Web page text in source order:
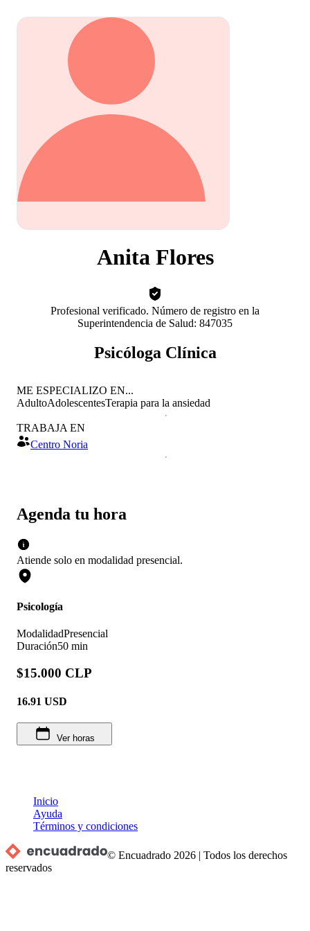
Anita Flores
Profesional verificado. Número de registro en la
Superintendencia de Salud: 847035
Psicóloga Clínica
Agenda tu hora
Atiende solo en modalidad presencial.
Psicología
ModalidadPresencial
Duración50 min
$15.000 CLP
16.91 USD
Ver horas
ME ESPECIALIZO EN...
AdultoAdolescentesTerapia para la ansiedad
TRABAJA EN
Centro Noria
Inicio
Ayuda
Términos y condiciones
© Encuadrado 2026 |Todos los derechos
reservados